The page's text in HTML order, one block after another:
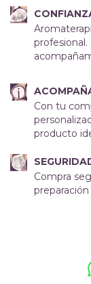
profesional.
Con tu
producto
Compra